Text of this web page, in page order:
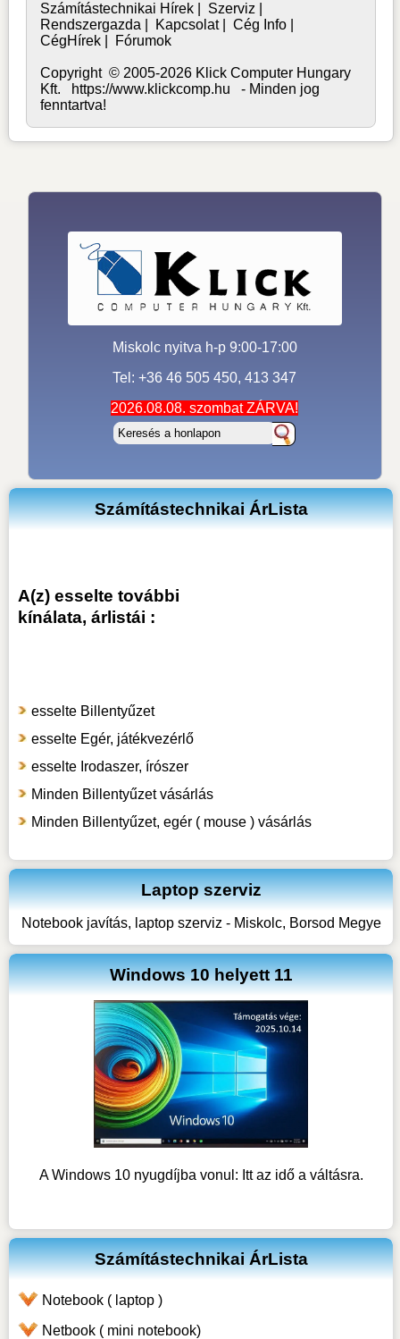
Számítástechnikai Hírek Szerviz
Rendszergazda
Kapcsolat|Cég Info
CégHírek
Fórumok
Copyright © 2005-2026 Klick Computer Hungary
Kft. https://www.klickcomp.hu - Minden jog
fenntartva!
Miskolc nyitva h-p 9:00-17:00
Tel: +36 46 505 450, 413 347
2026.08.08. szombat ZÁRVA!
Számítástechnikai ÁrLista
A(z) esselte további
kínálata, árlistái :
esselte Billentyűzet
esselte Egér, játékvezérlő
esselte Irodaszer, írószer
Minden Billentyűzet vásárlás
Minden Billentyűzet, egér ( mouse ) vásárlás
Laptop szerviz
Notebook javítás, laptop szerviz - Miskolc, Borsod Megye
Windows 10 helyett 11
A Windows 10 nyugdíjba vonul: Itt az idő a váltásra.
Számítástechnikai ÁrLista
Notebook ( laptop )
Netbook ( mini notebook)